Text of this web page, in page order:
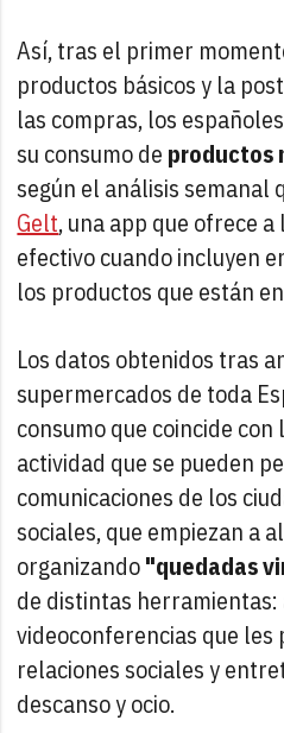
Así, tras el primer
productos básicos y la
las compras, los
su consumo de productos
según el análisis semanal
Gelt, una app que ofrece
efectivo cuando incluyen
los productos que están
Los datos obtenidos tras
supermercados de toda
consumo que coincide
actividad que se pueden
comunicaciones de los
sociales, que empiezan a
organizando"quedadas
de distintas herramientas:
videoconferencias que
relaciones sociales y
descanso y ocio.